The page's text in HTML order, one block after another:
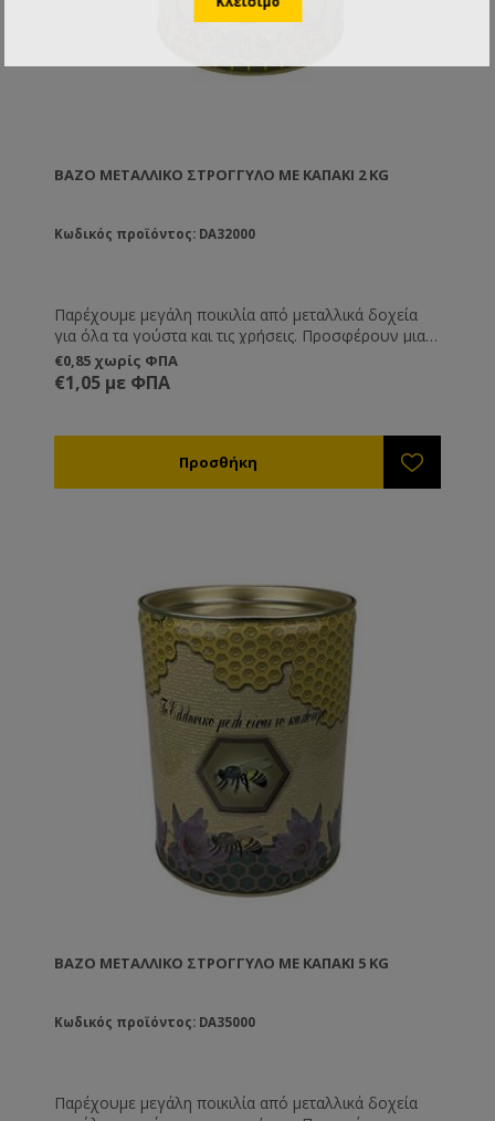
ΒΆΖΟ ΜΕΤΑΛΛΙΚΌ ΣΤΡΟΓΓΥΛΌ ΜΕ ΚΑΠΆΚΙ 2 KG
Κωδικός προϊόντος: DA32000
Παρέχουμε μεγάλη ποικιλία από μεταλλικά δοχεία
για όλα τα γούστα και τις χρήσεις. Προσφέρουν μια
διαφορετική και καλόγουστη παρουσίαση του
προϊόντος σας και είναι ιδανική λύση όταν θέλετε να
μεταφέρετε ή να στείλετε το μέλι, καθώς δεν
€0,85 χωρίς ΦΠΑ
€1,05 με ΦΠΑ
ΒΆΖΟ ΜΕΤΑΛΛΙΚΌ ΣΤΡΟΓΓΥΛΌ ΜΕ ΚΑΠΆΚΙ 5 KG
Κωδικός προϊόντος: DA35000
Παρέχουμε μεγάλη ποικιλία από μεταλλικά δοχεία